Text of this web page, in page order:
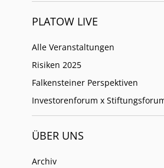
PLATOW LIVE
Alle Veranstaltungen
Risiken 2025
Falkensteiner Perspektiven
Investorenforum x
ÜBER UNS
Archiv